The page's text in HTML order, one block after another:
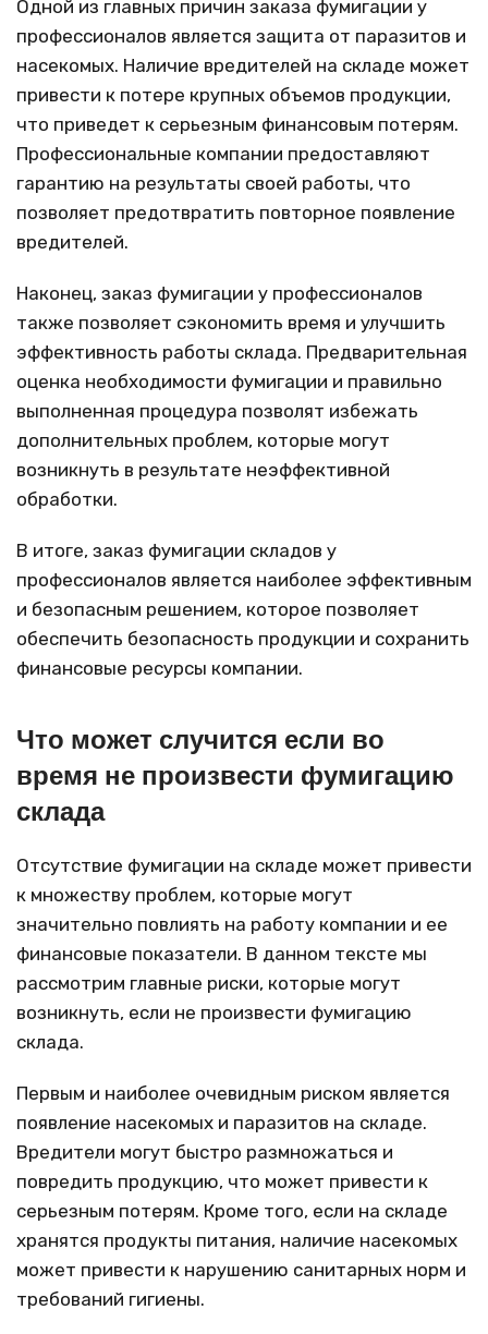
Одной из главных причин заказа фумигации у
профессионалов является защита от паразитов и
насекомых. Наличие вредителей на складе может
привести к потере крупных объемов продукции,
что приведет к серьезным финансовым потерям.
Профессиональные компании предоставляют
гарантию на результаты своей работы, что
позволяет предотвратить повторное появление
вредителей.
Наконец, заказ фумигации у профессионалов
также позволяет сэкономить время и улучшить
эффективность работы склада. Предварительная
оценка необходимости фумигации и правильно
выполненная процедура позволят избежать
дополнительных проблем, которые могут
возникнуть в результате неэффективной
обработки.
В итоге, заказ фумигации складов у
профессионалов является наиболее эффективным
и безопасным решением, которое позволяет
обеспечить безопасность продукции и сохранить
финансовые ресурсы компании.
Что может случится если во
время не произвести фумигацию
склада
Отсутствие фумигации на складе может привести
к множеству проблем, которые могут
значительно повлиять на работу компании и ее
финансовые показатели. В данном тексте мы
рассмотрим главные риски, которые могут
возникнуть, если не произвести фумигацию
склада.
Первым и наиболее очевидным риском является
появление насекомых и паразитов на складе.
Вредители могут быстро размножаться и
повредить продукцию, что может привести к
серьезным потерям. Кроме того, если на складе
хранятся продукты питания, наличие насекомых
может привести к нарушению санитарных норм и
требований гигиены.